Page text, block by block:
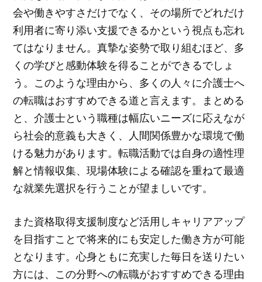
会や働きやすさだけでなく、その場所でどれだけ
利用者に寄り添い支援できるかという視点も忘れ
てはなりません。真摯な姿勢で取り組むほど、多
くの学びと感動体験を得ることができるでしょ
う。このような理由から、多くの人々に介護士へ
の転職はおすすめできる道と言えます。まとめる
と、介護士という職種は幅広いニーズに応えなが
ら社会的意義も大きく、人間関係豊かな環境で働
ける魅力があります。転職活動では自身の適性理
解と情報収集、現場体験による確認を重ねて最適
な就業先選択を行うことが望ましいです。
また資格取得支援制度など活用しキャリアアップ
を目指すことで将来的にも安定した働き方が可能
となります。心身ともに充実した毎日を送りたい
方には、この分野への転職がおすすめできる理由